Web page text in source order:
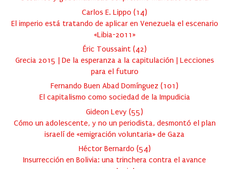
Carlos E. Lippo (14)
El imperio está tratando de aplicar en Venezuela el escenario
«Libia-2011»
Éric Toussaint (42)
Grecia 2015 | De la esperanza a la capitulación | Lecciones
para el futuro
Fernando Buen Abad Domínguez (101 )
El capitalismo como sociedad de la Impudicia
Gideon Levy (55)
Cómo un adolescente, y no un periodista, desmontó el plan
israelí de «emigración voluntaria» de Gaza
Héctor Bernardo (54)
Insurrección en Bolivia: una trinchera contra el avance